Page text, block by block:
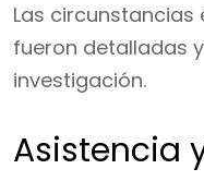
Las circunstancias
fueron detalladas
investigación.
Asistencia